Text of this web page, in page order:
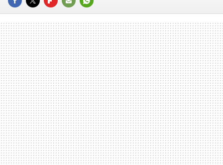
FACEBOOK
TWITTERFLIPBOARD
E-
MAIL
WHATSAPP